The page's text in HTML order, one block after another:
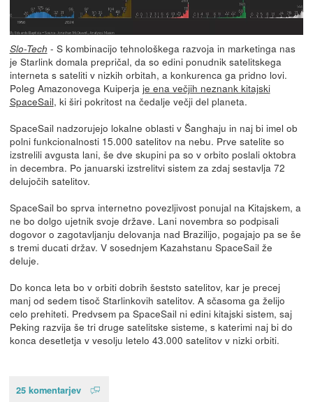
Slo-Tech - S kombinacijo tehnološkega razvoja in marketinga nas
je Starlink domala prepričal, da so edini ponudnik satelitskega
interneta s sateliti v nizkih orbitah, a konkurenca ga pridno lovi.
Poleg Amazonovega Kuiperja je ena večjih neznank kitajski
SpaceSail, ki širi pokritost na čedalje večji del planeta.
SpaceSail nadzorujejo lokalne oblasti v Šanghaju in naj bi imel ob
polni funkcionalnosti 15.000 satelitov na nebu. Prve satelite so
izstrelili avgusta lani, še dve skupini pa so v orbito poslali oktobra
in decembra. Po januarski izstrelitvi sistem za zdaj sestavlja 72
delujočih satelitov.
SpaceSail bo sprva internetno povezljivost ponujal na Kitajskem, a
ne bo dolgo ujetnik svoje države. Lani novembra so podpisali
dogovor o zagotavljanju delovanja nad Brazilijo, pogajajo pa se še
s tremi ducati držav. V sosednjem Kazahstanu SpaceSail že
deluje.
Do konca leta bo v orbiti dobrih šeststo satelitov, kar je precej
manj od sedem tisoč Starlinkovih satelitov. A sčasoma ga želijo
celo prehiteti. Predvsem pa SpaceSail ni edini kitajski sistem, saj
Peking razvija še tri druge satelitske sisteme, s katerimi naj bi do
konca desetletja v vesolju letelo 43.000 satelitov v nizki orbiti.
25 komentarjev